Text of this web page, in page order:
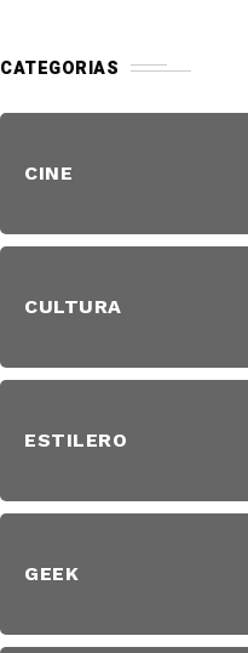
CATEGORIAS
CINE
CULTURA
ESTILERO
GEEK